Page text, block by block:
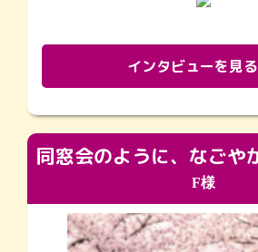
インタビューを見る
F様